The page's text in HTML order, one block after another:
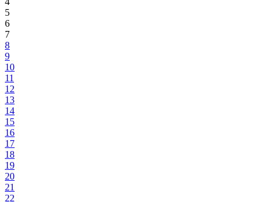
5
6
7
8
9
10
11
12
13
14
15
16
17
18
19
20
21
22